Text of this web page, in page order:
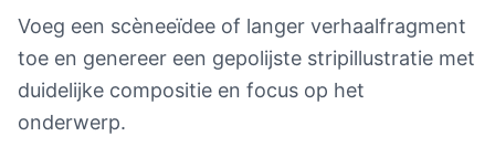
Voeg een scèneeïdee of langer verhaalfragment
toe en genereer een gepolijste stripillustratie met
duidelijke compositie en focus op het
onderwerp.